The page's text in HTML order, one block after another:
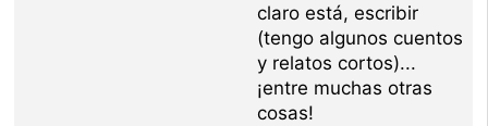
claro está, escribir
(tengo algunos cuentos
y relatos cortos)...
¡entre muchas otras
cosas!